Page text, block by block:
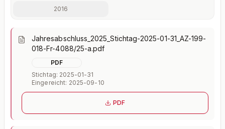
2016
Jahresabschluss_2025_Stichtag-2025-01-31_AZ-199-
018-Fr-4088/25-a.pdf
PDF
Stichtag: 2025-01-31
Eingereicht: 2025-09-10
PDF